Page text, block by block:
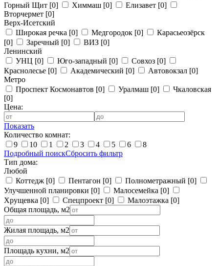
Горный Щит [0] Химмаш [0] Елизавет [0]
Вторчермет [0]
Верх-Исетский
Широкая речка [0] Медгородок [0]
Карасьеозёрск
[0]
Заречный [0] ВИЗ [0]
Ленинский
УНЦ [0] Юго-западный [0] Совхоз [0]
Краснолесье [0] Академический [0] Автовокзал [0]
Метро
Проспект Космонавтов [0] Уралмаш [0]
Чкаловская
[0]
Цена:
Показать
Количество комнат:
9
10 1 2 3 4 5 6
8
Подробный поискСбросить фильтр
Тип дома:
Любой
Коттедж [0] Пентагон [0] Полнометражный [0]
Улучшенной планировки [0] Малосемейка [0]
Хрущевка [0] Спецпроект [0] Малоэтажка [0]
Общая площадь, м2
Жилая площадь, м2
Площадь кухни, м2